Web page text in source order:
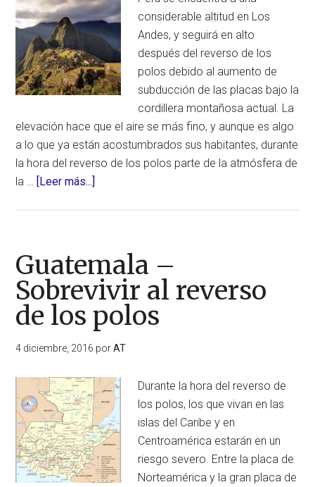
considerable altitud en Los
Andes, y seguirá en alto
después del reverso de los
polos debido al aumento de
subducción de las placas bajo la
cordillera montañosa actual. La
elevación hace que el aire se más fino, y aunque es algo
a lo que ya están acostumbrados sus habitantes, durante
la hora del reverso de los polos parte de la atmósfera de
la … [Leer más...]
Sobrevivir
al
reverso
de
los
polos
Guatemala –
Sobrevivir al reverso
de los polos
4 diciembre, 2016 porAT
Durante la hora del reverso de
los polos, los que vivan en las
islas del Caribe y en
Centroamérica estarán en un
riesgo severo. Entre la placa de
Norteamérica y la gran placa de